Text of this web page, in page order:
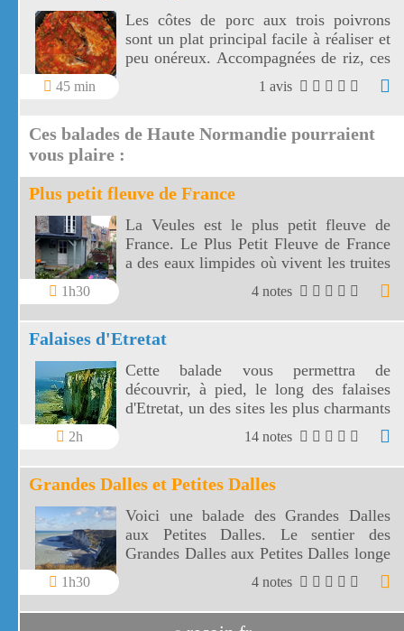
45 min
Les côtes de porc aux trois poivrons
sont un plat principal facile à réaliser et
peu onéreux. Accompagnées de riz, ces
côtes de porc sont sublimées par leur
sauce aux poivrons, à l'oignon et au vin
1 avis
Ces balades de Haute Normandie pourraient
vous plaire :
Plus petit fleuve de France
1h30
La Veules est le plus petit fleuve de
France. Le Plus Petit Fleuve de France
a des eaux limpides où vivent les truites
et où pousse le cresson.
4 notes
Falaises d'Etretat
2h
Cette balade vous permettra de
découvrir, à pied, le long des falaises
d'Etretat, un des sites les plus charmants
de France. Suivez bien les chemins pour
respecter ce lieu car les falaises d'Etretat
sont très fréquentées.
14 notes
Grandes Dalles et Petites Dalles
1h30
Voici une balade des Grandes Dalles
aux Petites Dalles. Le sentier des
Grandes Dalles aux Petites Dalles longe
4 notes